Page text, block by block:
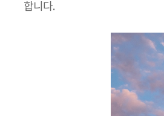
합니다.